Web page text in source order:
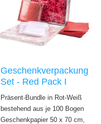
Geschenkverpackung
Set - Red Pack I
Präsent-Bundle in Rot-Weiß
bestehend aus je 100 Bogen
Geschenkpapier 50 x 70 cm,